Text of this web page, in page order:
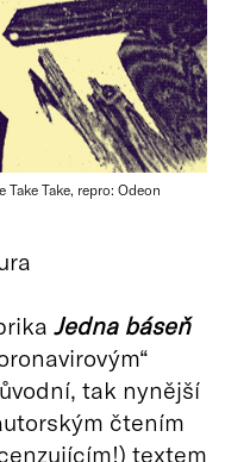
Take, repro: Odeon
Jedna báseň
tak nynější
čtením
textem